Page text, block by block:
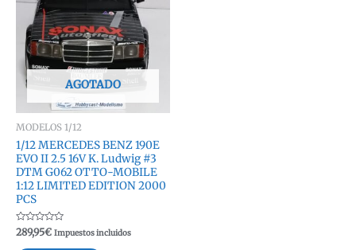
AGOTADO
MODELOS 1/12
1/12 MERCEDES BENZ 190E
EVO II 2.5 16V K. Ludwig #3
DTM G062 OTTO-MOBILE
1:12 LIMITED EDITION 2000
PCS
Valorado
con
289,95€ Impuestos incluidos